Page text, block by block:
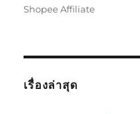
เมื่อ
Shopee Affiliate
เรื่องล่าสุด